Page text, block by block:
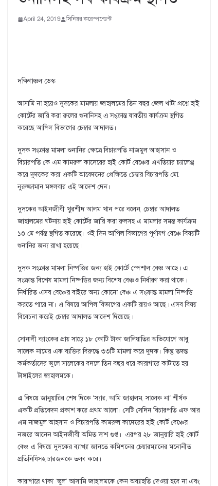
April 24, 2019 সিনিয়র করেস্পন্ডেন্ট
দক্ষিণাঞ্চল ডেস্ক
আসামি না হয়েও দুদকের মামলায় জাহালমের তিন বছর জেল খাটা প্রশ্নে হাই
কোর্টের জারি করা রুলের শুনানিসহ এ সংক্রান্ত যাবতীয় কার্যক্রম স্থগিত
করেছে আপিল বিভাগের চেম্বার আদালত।
দুদক সংক্রান্ত মামলা শুনানির ক্ষেত্রে বিচারপতি নাজমুল আহাসান ও
বিচারপতি কে এম কামরুল কাদেরের হাই কোর্ট বেঞ্চের এখতিয়ার চ্যালেঞ্জ
করে দুদকের করা একটি আবেদনের প্রেক্ষিতে চেম্বার বিচারপতি মো.
নুরুজ্জামান মঙ্গলবার এই আদেশ দেন।
দুদকের আইনজীবী খুরশীদ আলম খান পরে বলেন, চেম্বার আদালত
জাহালমের ঘটনায় হাই কোর্টের জারি করা রুলসহ এ মামলার সমন্ত কার্যক্রম
১৩ মে পর্যন্ত স্থগিত করেছে। ওই দিন আপিল বিভাগের পূর্ণায্গ বেঞ্চে বিষয়টি
শুনানির জন্য রাখা হয়েছে।
দুদক সংক্রান্ত মামলা নিষ্পত্তির জন্য হাই কোর্টে স্পেশাল বেঞ্চ আছে। এ
সংক্রান্ত বিশেষ মামলা নিষ্পত্তির জন্য বিশেষ বেঞ্চও নির্ধারণ করা থাকে।
নির্ধারিত এসব বেঞ্চের বাইরে অন্য কোনো বেঞ্চ এ সংক্রান্ত মামলা নিষ্পত্তি
করতে পারে না। এ বিষয়ে আপিল বিভাগের একটি রায়ও আছে। এসব বিষয়
বিবেচনা করেই চেম্বার আদালত আদেশ দিয়েছে।
সোনালী ব্যাংকের প্রায় সাড়ে ১৮ কোটি টাকা জালিয়াতির অভিযোগে আবু
সালেক নামের এক ব্যক্তির বিরুদ্ধে ৩৩টি মামলা করে দুদক। কিন্তু তদন্ত
কর্মকর্তাদের ভুলে সালেকের বদলে তিন বছর ধরে কারাগারে কাটাতে হয়
টাঙ্গাইলের জাহালমকে।
এ বিষয়ে জানুয়ারির শেষ দিকে ‘স্যার, আমি জাহালম, সালেক না’ শীর্ষক
একটি প্রতিবেদন প্রকাশ করে প্রথম আলো। সেটি সেদিন বিচারপতি এফ আর
এম নাজমুল আহসান ও বিচারপতি কামরুল কাদেরের হাই কোর্ট বেঞ্চের
নজরে আনেন আইনজীবী অমিত দাশ গুপ্ত। এরপর ২৮ জানুয়ারি হাই কোর্ট
বেঞ্চ এ বিষয়ে দুদকের ব্যাখ্যা জানতে কমিশনের চেয়ারম্যানের মনোনীত
প্রতিনিধিসহ চারজনকে তলব করে।
কারাগারে থাকা ‘ভুল’ আসামি জাহালমকে কেন অব্যাহতি দেওয়া হবে না এবং